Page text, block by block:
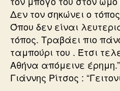
Δεν τον σηκώνει ο
Όπου δεν είναι
τόπος. Τραβάει πιο
ταμπούρι του . Έτσι
Αθήνα απόμεινε έρημη.”
Γιάννης Ρίτσος :